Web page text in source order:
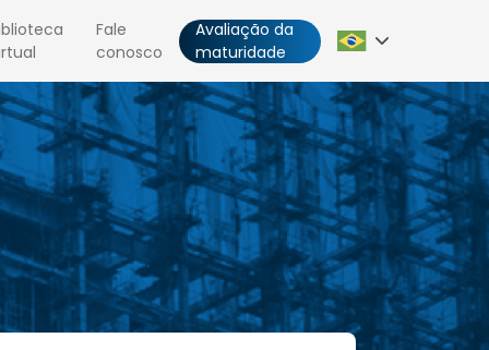
Fale
conosco
Avaliação da
maturidade
Português
Español
English
Italiano